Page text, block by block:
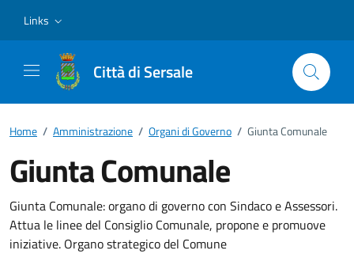
Links
Città di Sersale
Home / Amministrazione / Organi di Governo / Giunta Comunale
Giunta Comunale
Dettagli della notizia
Giunta Comunale: organo di governo con Sindaco e Assessori.
Attua le linee del Consiglio Comunale, propone e promuove
iniziative. Organo strategico del Comune